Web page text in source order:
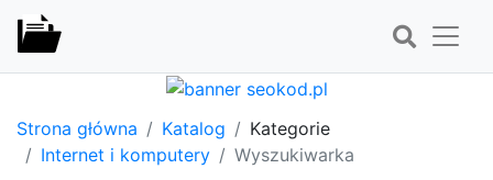
Strona główna Katalog
Kategorie
Internet i komputery
Wyszukiwarka